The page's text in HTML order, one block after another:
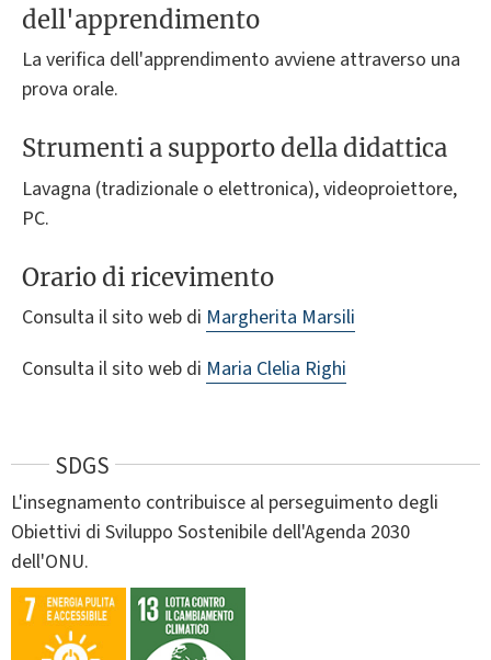
dell'apprendimento
La verifica dell'apprendimento avviene attraverso una
prova orale.
Strumenti a supporto della didattica
Lavagna (tradizionale o elettronica), videoproiettore,
PC.
Orario di ricevimento
Consulta il sito web di Margherita Marsili
Consulta il sito web di Maria Clelia Righi
SDGS
L'insegnamento contribuisce al perseguimento degli
Obiettivi di Sviluppo Sostenibile dell'Agenda 2030
dell'ONU.